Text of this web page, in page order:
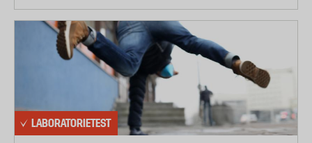
LABORATORIETEST